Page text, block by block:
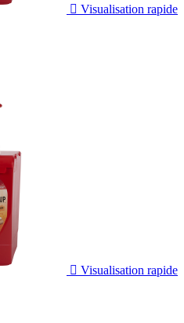
 Visualisation rapide
 Visualisation rapide